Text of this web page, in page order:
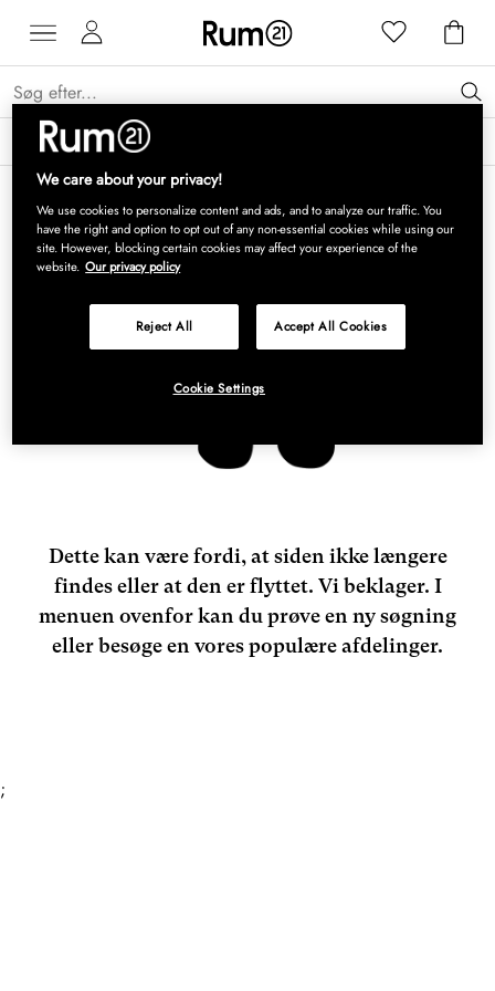
Få 15 % på Grythyttan Stålmöbler* →
Dette kan være fordi, at siden ikke længere
findes eller at den er flyttet. Vi beklager. I
menuen ovenfor kan du prøve en ny søgning
eller besøge en vores populære afdelinger.
;
We care about your privacy!
We use cookies to personalize content and ads, and to analyze our traffic. You
have the right and option to opt out of any non-essential cookies while using our
site. However, blocking certain cookies may affect your experience of the
website. Our privacy policy
Reject All Accept All Cookies
Cookie Settings